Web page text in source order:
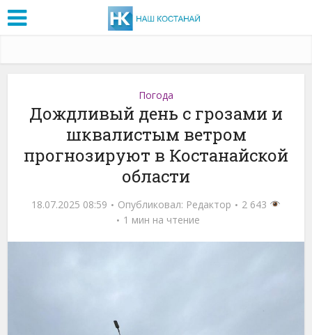
Погода
Дождливый день с грозами и
шквалистым ветром
прогнозируют в Костанайской
области
18.07.2025 08:59 Опубликовал: Редактор
2 643
1 мин на чтение